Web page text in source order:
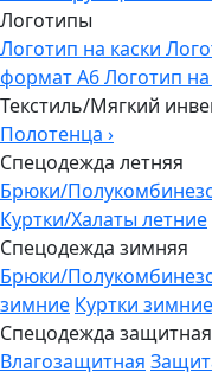
Логотипы
Логотип на каски
формат А6Логотип
Текстиль/Мягкий
Полотенца ›
Спецодежда летняя
Брюки/
Куртки/Халаты летние
Спецодежда зимняя
Брюки/
зимние Куртки зимние
Спецодежда защитная
Влагозащитная